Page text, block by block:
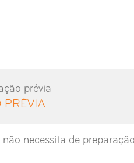
PRÉVIA
não necessita de preparação